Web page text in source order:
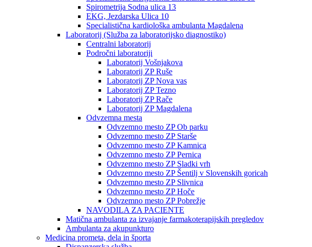
Spirometrija Sodna ulica 13
EKG, Jezdarska Ulica 10
Specialistična kardiološka ambulanta Magdalena
Laboratorij (Služba za laboratorijsko diagnostiko)
Centralni laboratorij
Področni laboratoriji
Laboratorij Vošnjakova
Laboratorij ZP Ruše
Laboratorij ZP Nova vas
Laboratorij ZP Tezno
Laboratorij ZP Rače
Laboratorij ZP Magdalena
Odvzemna mesta
Odvzemno mesto ZP Ob parku
Odvzemno mesto ZP Starše
Odvzemno mesto ZP Kamnica
Odvzemno mesto ZP Pernica
Odvzemno mesto ZP Sladki vrh
Odvzemno mesto ZP Šentilj v Slovenskih goricah
Odvzemno mesto ZP Slivnica
Odvzemno mesto ZP Hoče
Odvzemno mesto ZP Pobrežje
NAVODILA ZA PACIENTE
Matična ambulanta za izvajanje farmakoterapijskih pregledov
Ambulanta za akupunkturo
Medicina prometa, dela in športa